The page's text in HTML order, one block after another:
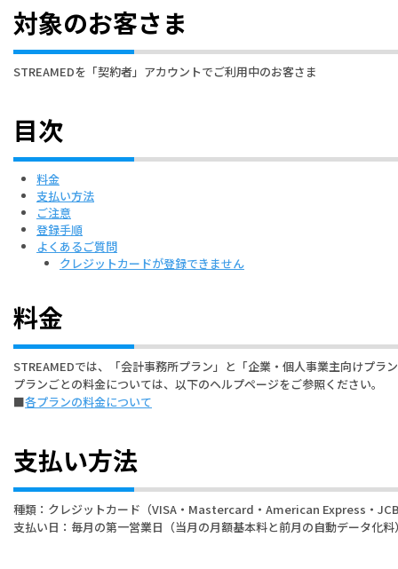
対象のお客さま
STREAMEDを「契約者」アカウントでご利用中のお客さま
目次
料金
支払い方法
ご注意
登録手順
よくあるご質問
クレジットカードが登録できません
料金
STREAMEDでは、「会計事務所プラン」と「企業・個人事業主向けプラ
プランごとの料金については、以下のヘルプページをご参照ください。
■各プランの料金について
支払い方法
種類：クレジットカード（VISA・Mastercard・American Express・
支払い日：毎月の第一営業日（当月の月額基本料と前月の自動データ化料